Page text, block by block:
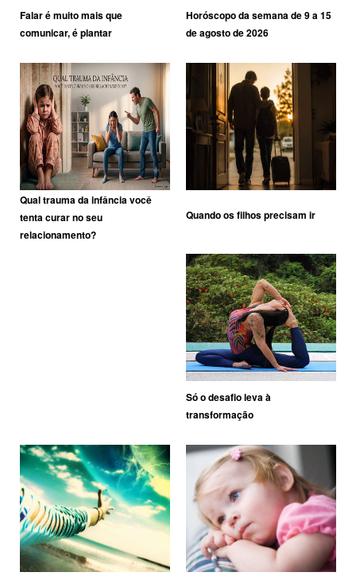
Falar é muito mais que
comunicar, é plantar
Horóscopo da semana de 9 a 15
de agosto de 2026
Qual trauma da infância você
tenta curar no seu
relacionamento?
Quando os filhos precisam ir
Só o desafio leva à
transformação